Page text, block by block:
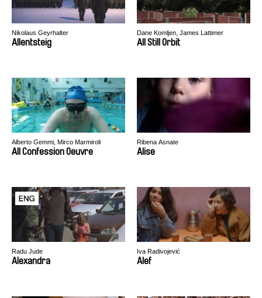
Nikolaus Geyrhalter
Allentsteig
Dane Komljen, James Lattimer
All Still Orbit
Alberto Gemmi, Mirco Marmiroli
All Confession Oeuvre
Ribena Asnate
Alise
Radu Jude
Alexandra
Iva Radivojević
Alef